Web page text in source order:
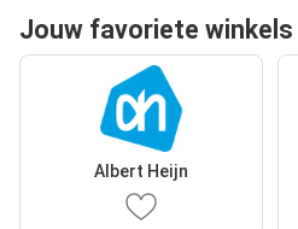
Jouw favoriete winkels
Albert Heijn